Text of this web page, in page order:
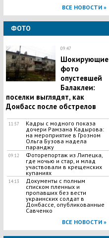
ВСЕ НОВОСТИ »
ФОТО
09:47
Шокирующие
фото
опустевшей
Балаклеи:
поселки выглядят, как
Донбасс после обстрелов
11:57
Кадры с модного показа
дочери Рамзана Кадырова:
на мероприятие в Грозном
Ольга Бузова надела
паранджу
09:12
Фоторепортаж из Липецка,
где ночью и стар, и млад
участвовали в крещенских
купаниях
14:13
Документы с полным
списком пленных и
пропавших без вести
украинских солдат в
Донбассе, опубликованные
Савченко
ВСЕ НОВОСТИ »